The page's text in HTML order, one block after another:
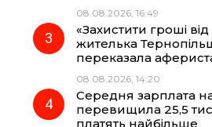
k
a
m
08.08.2026, 16:49
«Захистити гроші
жителька
переказала
08.08.2026, 14:20
Середня зарплата
перевищила 25,5
платять найбільше